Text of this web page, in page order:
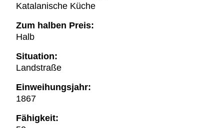
Katalanische Küche
Zum halben Preis:
Halb
Situation:
Landstraße
Einweihungsjahr:
1867
Fähigkeit: